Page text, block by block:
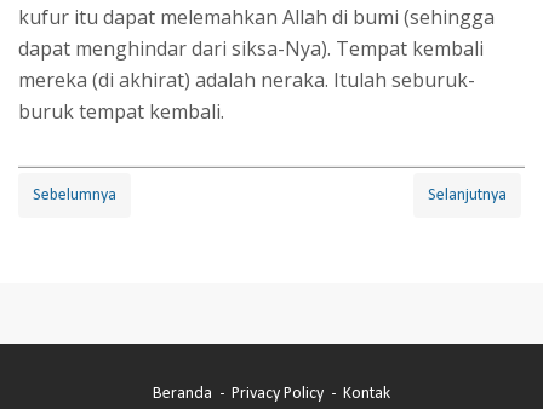
kufur itu dapat melemahkan Allah di bumi (sehingga
dapat menghindar dari siksa-Nya). Tempat kembali
mereka (di akhirat) adalah neraka. Itulah seburuk-
buruk tempat kembali.
Sebelumnya Selanjutnya
Beranda Privacy Policy Kontak